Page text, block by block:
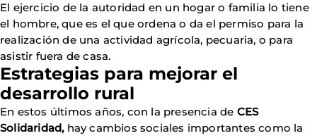
El ejercicio de la autoridad en un hogar o familia lo tiene
el hombre, que es el que ordena o da el permiso para la
realización de una actividad agrícola, pecuaria, o para
asistir fuera de casa.
Estrategias para mejorar el
desarrollo rural
En estos últimos años, con la presencia de CES
Solidaridad,hay cambios sociales importantes como la